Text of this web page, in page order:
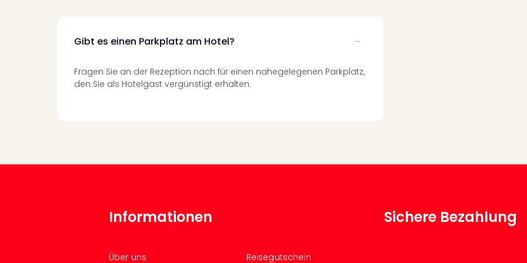
Gibt es einen Parkplatz am Hotel?
Fragen Sie an der Rezeption nach für einen nahegelegenen Parkplatz,
den Sie als Hotelgast vergünstigt erhalten.
Informationen
Über uns Reisegutschein
Sichere Bezahlung